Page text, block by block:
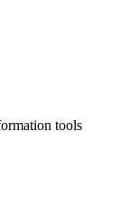
tools